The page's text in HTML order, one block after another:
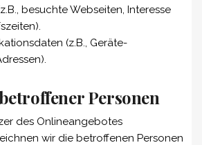
besuchte Webseiten, Interesse
(z.B., Geräte-
Personen
des Onlineangebotes
wir die betroffenen Personen